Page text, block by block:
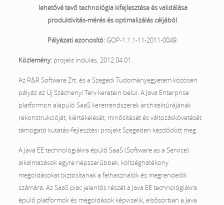
lehetővé tevő technológia kifejlesztése és validálása
produktivitás-mérés és optimalizálás céljából
Pályázati azonosító:GOP-1.1.1-11-2011-0049
Közlemény: projekt indulás, 2012.04.01.
Az R&R Software Zrt. és a Szegedi Tudományegyetem közösen
pályáz az Új Széchenyi Terv keretein belül. A Java Enterprise
platformon alapuló SaaS keretrendszerek architektúrájának
rekonstrukcióját, kiértékelését, minősítését és változáskövetését
támogató kutatás-fejlesztési projekt Szegeden kezdődött meg.
A Java EE technológiákra épülő SaaS (Software as a Service)
alkalmazások egyre népszerűbbek, költséghatékony
megoldásokat biztosítanak a felhasználók és megrendelők
számára. Az SaaS piac jelentős részét a Java EE technológiákra
épülő platformok és megoldások képviselik, elsősorban a Java